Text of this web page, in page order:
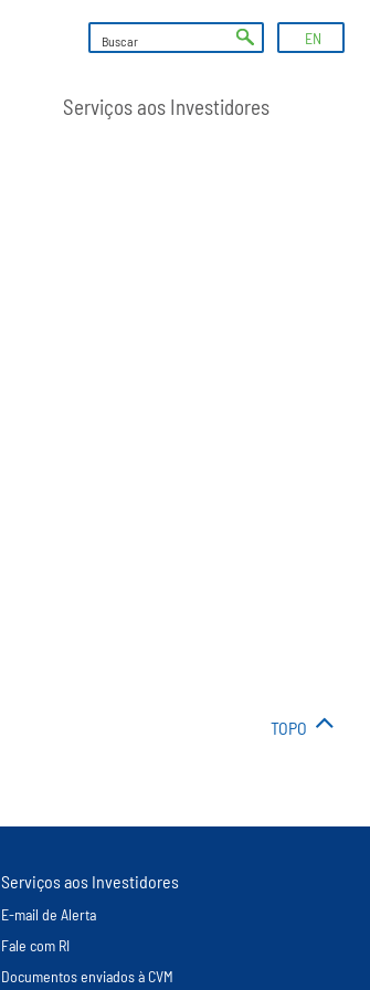
EN
Serviços aos Investidores
TOPO
Serviços aos Investidores
E-mail de Alerta
Fale com RI
Documentos enviados à CVM